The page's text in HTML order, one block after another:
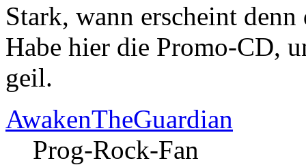
Stark, wann erscheint
Habe hier die Promo-CD,
geil.
AwakenTheGuardian
Prog-Rock-Fan